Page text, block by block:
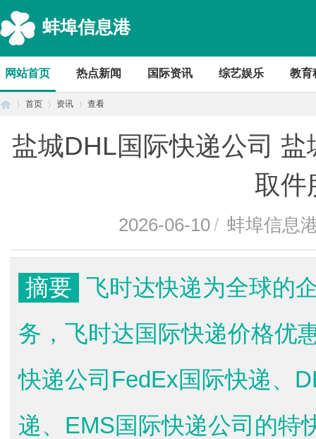
蚌埠信息港
网站首页 热点新闻 国际资讯 综艺娱乐 教育
首页 资讯 查看
盐城DHL国际快递公司
取件
2026-06-10/ 蚌埠信息
摘要 飞时达快递为全球的
务，飞时达国际快递价格优
快递公司FedEx国际快递、
递、EMS国际快递公司的特